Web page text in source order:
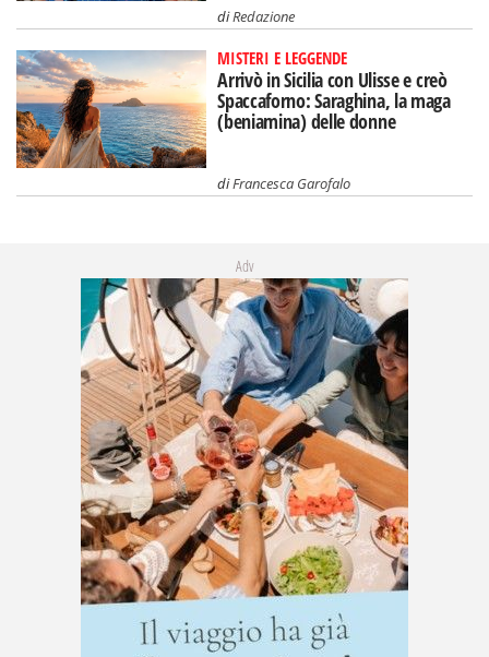
diRedazione
MISTERI E LEGGENDE
Arrivò in Sicilia con Ulisse e creò
Spaccaforno: Saraghina, la maga
(beniamina) delle donne
diFrancesca Garofalo
Adv